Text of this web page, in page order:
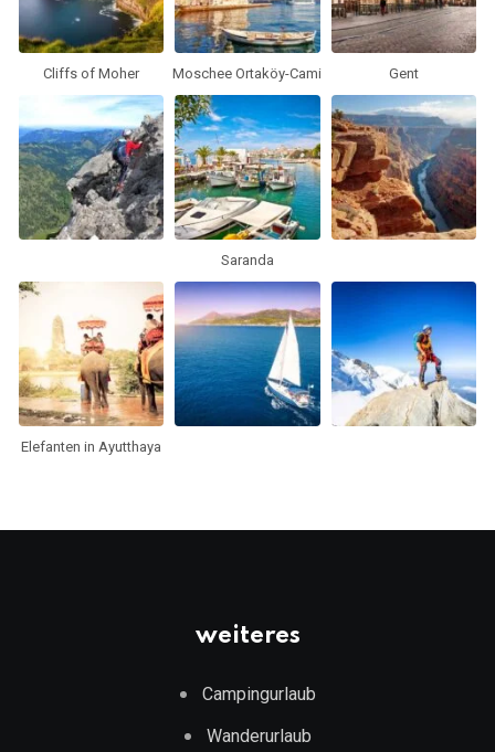
Cliffs of Moher Moschee Ortaköy-Cami Gent
Saranda
Elefanten in Ayutthaya
weiteres
Campingurlaub
Wanderurlaub